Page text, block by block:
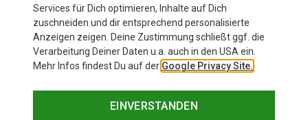
89,95 €
Services für Dich optimieren, Inhalte auf Dich
zuschneiden und dir entsprechend personalisierte
Anzeigen zeigen. Deine Zustimmung schließt ggf. die
Verarbeitung Deiner Daten u.a. auch in den USA ein.
Mehr Infos findest Du auf der Google Privacy Site.
EINVERSTANDEN